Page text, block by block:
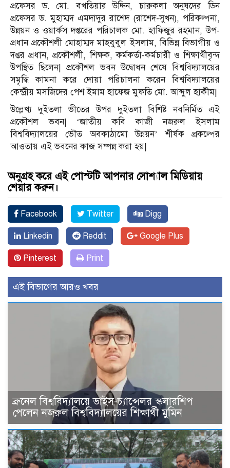
প্রফেসর ড. মো. বখতিয়ার উদ্দিন, চারুকলা অনুষদের ডিন
প্রফেসর ড. মুহাম্মদ এমদাদুর রাশেদ (রাশেদ-সুখন), পরিকল্পনা,
উন্নয়ন ও ওয়ার্কস দপ্তরের পরিচালক মো. হাফিজুর রহমান, উপ-
প্রধান প্রকৌশলী মোহাম্মদ মাহবুবুল ইসলাম, বিভিন্ন বিভাগীয় ও
দপ্তর প্রধান, প্রকৌশলী, শিক্ষক, কর্মকর্তা-কর্মচারী ও শিক্ষার্থীবৃন্দ
উপস্থিত ছিলেন| প্রকৌশল ভবন উদ্বোধন শেষে বিশ্ববিদ্যালয়ের
সমৃদ্ধি কামনা করে দোয়া পরিচালনা করেন বিশ্ববিদ্যালয়ের
কেন্দ্রীয় মসজিদের পেশ ইমাম হাফেজ মুফতি মো. আব্দুল হাকীম|
উল্লেখ্য দুইতলা ভীতের উপর দুইতলা বিশিষ্ট নবনির্মিত এই
প্রকৌশল ভবন| ‘জাতীয় কবি কাজী নজরুল ইসলাম
বিশ্ববিদ্যালয়ের ভৌত অবকাঠামো উন্নয়ন’ শীর্ষক প্রকল্পের
আওতায় এই ভবনের কাজ সম্পন্ন করা হয়|
অনুগ্রহ করে এই পোস্টটি আপনার সোশ্যাল মিডিয়ায়
শেয়ার করুন।
Facebook Twitter Digg
Linkedin Reddit Google Plus
Pinterest Print
এই বিভাগের আরও খবর
ব্রুনেল বিশ্ববিদ্যালয়ে ভাইস-চ্যান্সেলর স্কলারশিপ
পেলেন নজরুল বিশ্ববিদ্যালয়ের শিক্ষার্থী মুমিন